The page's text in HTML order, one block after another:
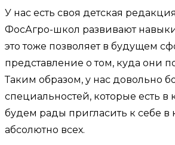
У нас есть своя детская
ФосАгро-школ развивают
это тоже позволяет в будущем
представление о том, куда они
Таким образом, у нас довольно
специальностей, которые есть
будем рады пригласить к себе
абсолютно всех.